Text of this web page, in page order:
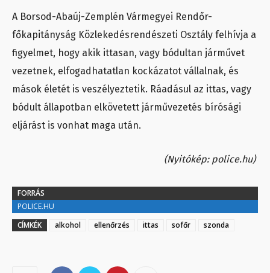
A Borsod-Abaúj-Zemplén Vármegyei Rendőr-
főkapitányság Közlekedésrendészeti Osztály felhívja a
figyelmet, hogy akik ittasan, vagy bódultan járművet
vezetnek, elfogadhatatlan kockázatot vállalnak, és
mások életét is veszélyeztetik. Ráadásul az ittas, vagy
bódult állapotban elkövetett járművezetés bírósági
eljárást is vonhat maga után.
(Nyitókép: police.hu)
FORRÁS
POLICE.HU
CÍMKÉK
alkohol ellenőrzés ittas sofőr szonda